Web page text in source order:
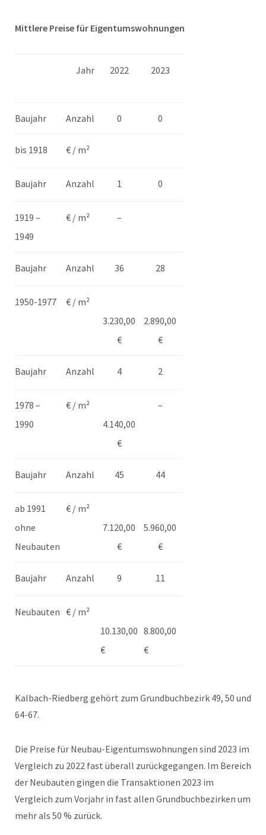
Mittlere Preise für Eigentumswohnungen
Jahr 2022 2023
Baujahr Anzahl 0 0
bis 1918 € / m²
Baujahr Anzahl 1 0
1919 –
1949
€ / m² –
Baujahr Anzahl 36 28
1950-1977
€ / m²
3.230,00
€
2.890,00
€
Baujahr Anzahl 4 2
1978 –
1990
€ / m²
4.140,00
€
–
Baujahr Anzahl 45 44
ab 1991
ohne
Neubauten
€ / m²
7.120,00
€
5.960,00
€
Baujahr Anzahl 9 11
Neubauten € / m²
10.130,00
€
8.800,00
€
Kalbach-Riedberg gehört zum Grundbuchbezirk 49, 50 und
64-67.
Die Preise für Neubau-Eigentumswohnungen sind 2023 im
Vergleich zu 2022 fast überall zurückgegangen. Im Bereich
der Neubauten gingen die Transaktionen 2023 im
Vergleich zum Vorjahr in fast allen Grundbuchbezirken um
mehr als 50 % zurück.